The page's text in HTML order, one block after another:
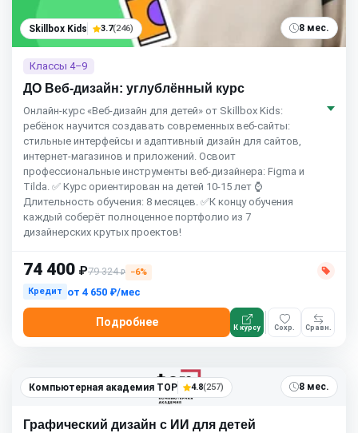
Skillbox Kids 3.7(246) 8 мес.
Классы 4–9
ДО Веб-дизайн: углублённый курс
Онлайн-курс «Веб-дизайн для детей» от Skillbox Kids:
ребёнок научится создавать современных веб-сайты:
стильные интерфейсы и адаптивный дизайн для сайтов,
интернет-магазинов и приложений. Освоит
профессиональные инструменты веб-дизайнера: Figma и
Tilda. ✅ Курс ориентирован на детей 10-15 лет ⌚
Длительность обучения: 8 месяцев. ✅К концу обучения
каждый соберёт полноценное портфолио из 7
дизайнерских крутых проектов!
74 400 ₽79 324₽
−6%
Кредит
от 4 650 ₽/мес
Подробнее К курсу Сохр. Сравн.
Компьютерная академия TOP 4.8(257) 8 мес.
Графический дизайн с ИИ для детей